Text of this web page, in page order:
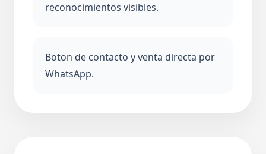
reconocimientos visibles.
Boton de contacto y venta directa por
WhatsApp.